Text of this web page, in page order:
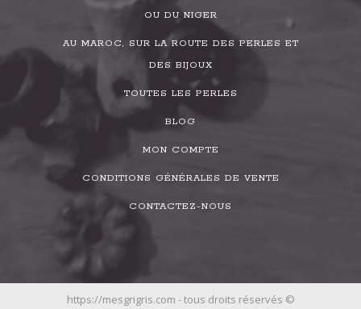
OU DU NIGER
AU MAROC, SUR LA ROUTE DES PERLES ET
DES BIJOUX
TOUTES LES PERLES
BLOG
MON COMPTE
CONDITIONS GÉNÉRALES DE VENTE
CONTACTEZ-NOUS
https://mesgrigris.com - tous droits réservés ©